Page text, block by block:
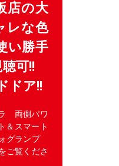
店の大
レな色
い勝手
可!!
ドア!!
両側パワ
＆スマート
グランプ
ご覧くださ